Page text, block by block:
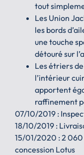
tout
Les Union
les bords
une touche
détouré sur
Les étriers
l’intérieur
apportent
raffinement
07/10/2019 :
18/10/2019 :
15/01/2020 : 2
concession Lotus